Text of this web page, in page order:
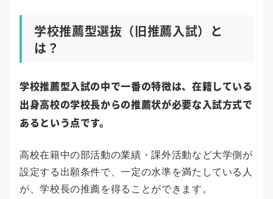
学校推薦型選抜（旧推薦入試）と
は？
学校推薦型入試の中で一番の特徴は、在籍している
出身高校の学校長からの推薦状が必要な入試方式で
あるという点です。
高校在籍中の部活動の業績・課外活動など大学側が
設定する出願条件で、一定の水準を満たしている人
が、学校長の推薦を得ることができます。